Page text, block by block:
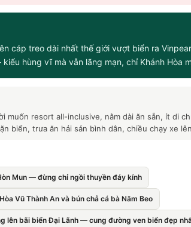
cáp treo dài nhất thế giới vượt biển ra
hùng vĩ mà vẫn lãng mạn, chỉ Khánh Hòa
muốn resort all-inclusive, nằm dài ăn sẵn, ít di
biển, trưa ăn hải sản bình dân, chiều chạy xe
Mun — đừng chỉ ngồi thuyền đáy kính
Vũ Thành An và bún chả cá bà Năm Beo
lên bãi biển Đại Lãnh — cung đường ven biển đẹp